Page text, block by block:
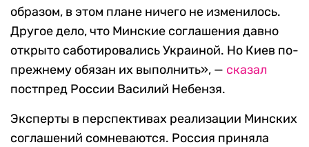
образом, в этом плане ничего не изменилось.
Другое дело, что Минские соглашения давно
открыто саботировались Украиной. Но Киев по-
прежнему обязан их выполнить», — сказал
постпред России Василий Небензя.
Эксперты в перспективах реализации Минских
соглашений сомневаются. Россия приняла